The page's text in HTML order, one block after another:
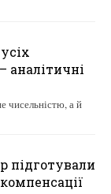
аналітичні
чисельністю, а й
підготували